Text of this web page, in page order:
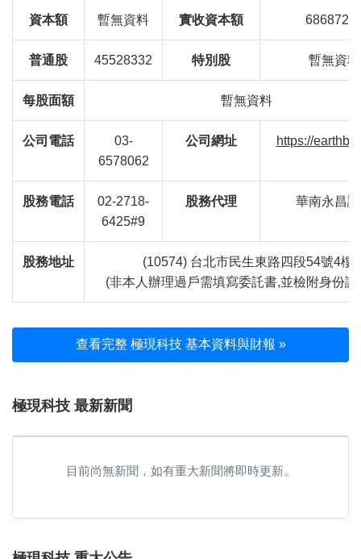
資本額 暫無資料 實收資本額
普通股 45528332 特別股 暫無資料
每股面額 暫無資料
公司電話
03-
6578062
公司網址 https://
股務電話
02-2718-
6425#9
股務代理 華南永昌
股務地址
(10574) 台北市民生東路四段54號4樓
(非本人辦理過戶需填寫委託書,並檢附身份證
查看完整 極現科技 基本資料與財報 »
極現科技 最新新聞
目前尚無新聞，如有重大新聞將即時更新。